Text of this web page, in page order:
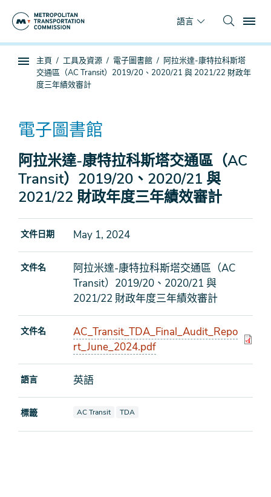
語言
子
航
你
在
這
主頁 工具及資源 電子圖書館
阿拉米達-康特拉科斯塔
交通區（AC Transit）2019/20、2020/21 與 2021/22 財政年
度三年績效審計
電子圖書館
阿拉米達-康特拉科斯塔交通區（AC
Transit）2019/20、2020/21 與
2021/22 財政年度三年績效審計
文件日期 May 1, 2024
文件名
阿拉米達-康特拉科斯塔交通區（AC
Transit）2019/20、2020/21 與
2021/22 財政年度三年績效審計
文件名
AC_Transit_TDA_Final_Audit_Repo
rt_June_2024.pdf
語言 英語
標籤 查看文檔也標記為
AC Transit 查看文檔也標記為
TDA